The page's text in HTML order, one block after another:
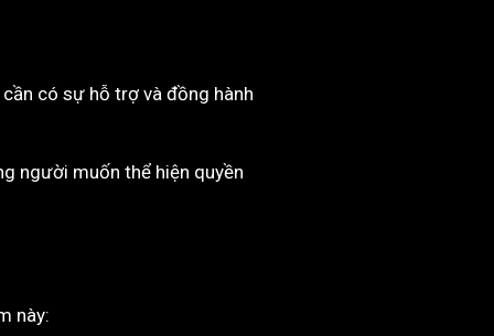
có sự hỗ trợ và đồng hành
người muốn thể hiện quyền
này: